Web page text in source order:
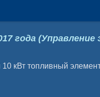
года
кВт топливный